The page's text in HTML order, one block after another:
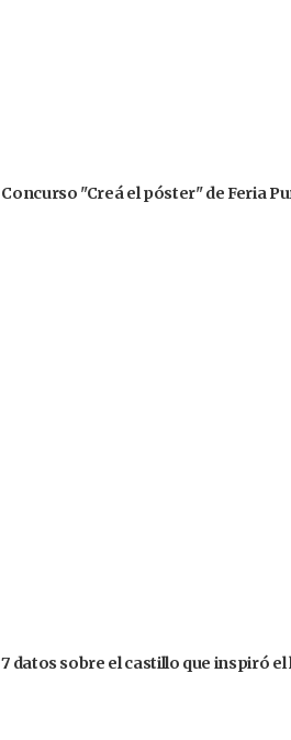
Concurso "Creá el póster" de Feria
7 datos sobre el castillo que inspiró